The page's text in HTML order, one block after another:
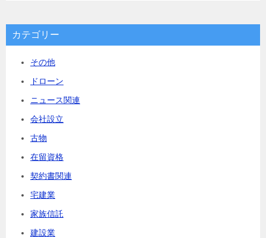
カテゴリー
その他
ドローン
ニュース関連
会社設立
古物
在留資格
契約書関連
宅建業
家族信託
建設業